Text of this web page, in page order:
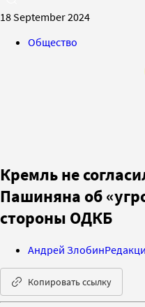
18 September 2024
Общество
Кремль не
Пашиняна об
стороны ОДКБ
Андрей Злобин
Копировать ссылку